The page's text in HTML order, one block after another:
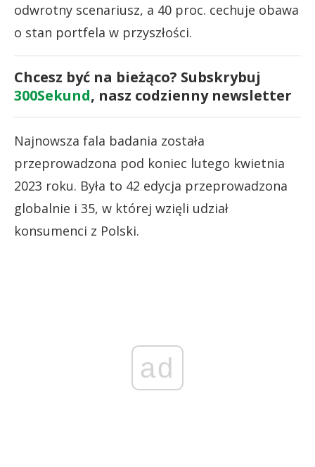
odwrotny scenariusz, a 40 proc. cechuje obawa
o stan portfela w przyszłości.
Chcesz być na bieżąco? Subskrybuj
300Sekund, nasz codzienny newsletter
Najnowsza fala badania została
przeprowadzona pod koniec lutego kwietnia
2023 roku. Była to 42 edycja przeprowadzona
globalnie i 35, w której wzięli udział
konsumenci z Polski.
ad